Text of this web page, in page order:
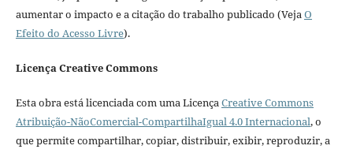
aumentar o impacto e a citação do trabalho publicado (VejaO
Efeito do Acesso Livre).
Licença Creative Commons
Esta obra está licenciada com uma LicençaCreative Commons
Atribuição-NãoComercial-CompartilhaIgual 4.0 Internacional, o
que permite compartilhar, copiar, distribuir, exibir, reproduzir, a